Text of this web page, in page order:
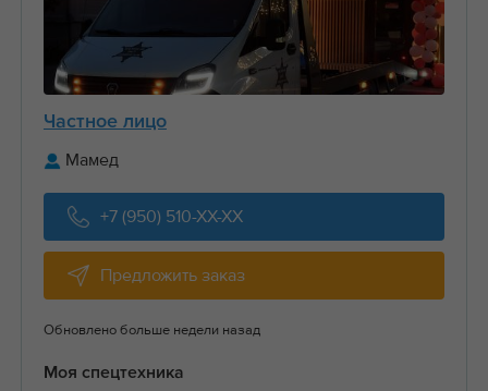
Частное лицо
Мамед
+7 (950) 510-XX-XX
Предложить заказ
Обновлено больше недели назад
Моя спецтехника